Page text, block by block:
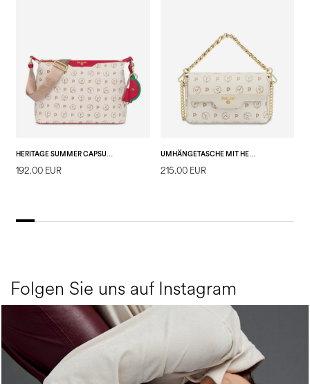
HERITAGE SUMMER CAPSULE SCHULTERTASCHE
192.00 EUR
UMHÄNGETASCHE MIT HERITAGE-LOGO
215.00 EUR
Folgen Sie uns auf Instagram